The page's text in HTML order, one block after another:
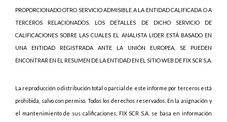
PROPORCIONADO OTRO SERVICIO ADMISIBLE A LA ENTIDAD CALIFICADA O A
TERCEROS RELACIONADOS. LOS DETALLES DE DICHO SERVICIO DE
CALIFICACIONES SOBRE LAS CUALES EL ANALISTA LIDER ESTÁ BASADO EN
UNA ENTIDAD REGISTRADA ANTE LA UNIÓN EUROPEA, SE PUEDEN
ENCONTRAR EN EL RESUMEN DE LA ENTIDAD EN EL SITIO WEB DE FIX SCR S.A.
La reproducción o distribución total o parcial de este informe por terceros está
prohibida, salvo con permiso. Todos los derechos reservados. En la asignación y
el mantenimiento de sus calificaciones, FIX SCR S.A. se basa en información